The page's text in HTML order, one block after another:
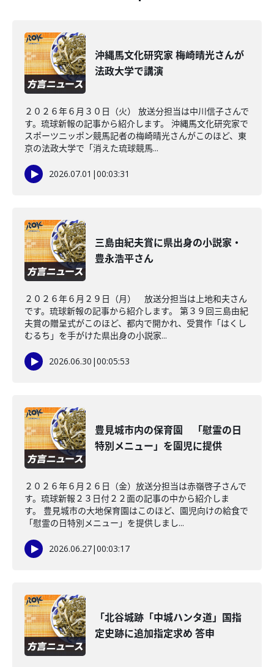
沖縄馬文化研究家 梅崎晴光さんが
法政大学で講演
２０２６年６月３０日（火） 放送分担当は中川信子さんで
す。琉球新報の記事から紹介します。 沖縄馬文化研究家で
スポーツニッポン競馬記者の梅崎晴光さんがこのほど、東
京の法政大学で「消えた琉球競馬...
2026.07.01 |00:03:31
三島由紀夫賞に県出身の小説家・
豊永浩平さん
２０２６年６月２９日（月） 放送分担当は上地和夫さん
です。琉球新報の記事から紹介します。 第３９回三島由紀
夫賞の贈呈式がこのほど、都内で開かれ、受賞作「はくし
むるち」を手がけた県出身の小説家...
2026.06.30 |00:05:53
豊見城市内の保育園 「慰霊の日
特別メニュー」を園児に提供
２０２６年６月２６日（金）放送分担当は赤嶺啓子さんで
す。琉球新報２３日付２２面の記事の中から紹介しま
す。 豊見城市の大地保育園はこのほど、園児向けの給食で
「慰霊の日特別メニュー」を提供しまし...
2026.06.27|00:03:17
「北谷城跡「中城ハンタ道」国指
定史跡に追加指定求め 答申